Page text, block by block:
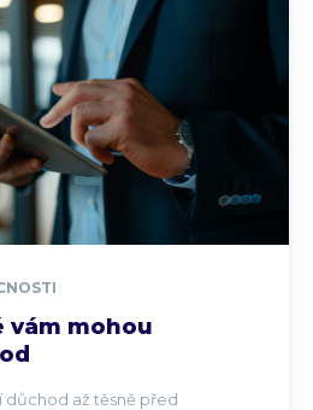
vám mohou
důchod až těsně před